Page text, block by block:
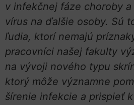
v infekčnej fáze choroby
vírus na ďalšie osoby. Sú
ľudia, ktorí nemajú
pracovníci našej fakulty
na vývoji nového typu
ktorý môže významne
šírenie infekcie a prispieť